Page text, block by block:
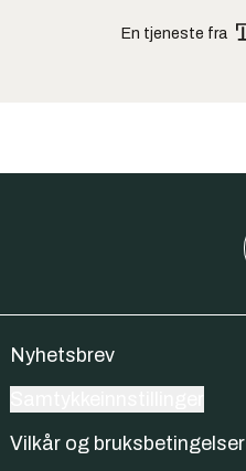
En tjeneste fra
Nyhetsbrev
Vilkår og bruksbetingelser